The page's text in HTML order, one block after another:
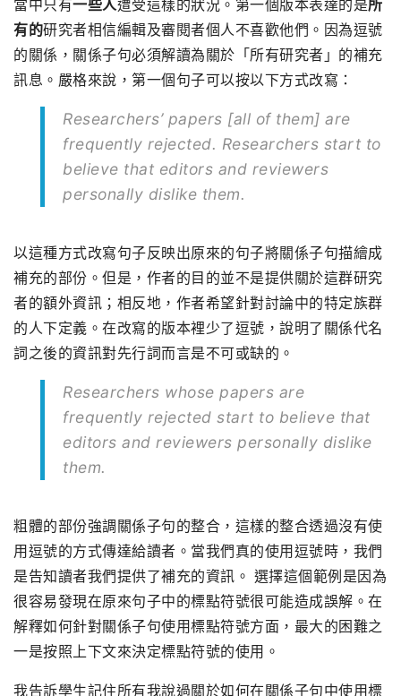
當中只有一些人遭受這樣的狀況。第一個版本表達的是所
有的研究者相信編輯及審閱者個人不喜歡他們。因為逗號
的關係，關係子句必須解讀為關於「所有研究者」的補充
訊息。嚴格來說，第一個句子可以按以下方式改寫：
Researchers’ papers [all of them] are
frequently rejected. Researchers start to
believe that editors and reviewers
personally dislike them.
以這種方式改寫句子反映出原來的句子將關係子句描繪成
補充的部份。但是，作者的目的並不是提供關於這群研究
者的額外資訊；相反地，作者希望針對討論中的特定族群
的人下定義。在改寫的版本裡少了逗號，說明了關係代名
詞之後的資訊對先行詞而言是不可或缺的。
Researchers whose papers are
frequently rejected start to believe that
editors and reviewers personally dislike
them.
粗體的部份強調關係子句的整合，這樣的整合透過沒有使
用逗號的方式傳達給讀者。當我們真的使用逗號時，我們
是告知讀者我們提供了補充的資訊。 選擇這個範例是因為
很容易發現在原來句子中的標點符號很可能造成誤解。在
解釋如何針對關係子句使用標點符號方面，最大的困難之
一是按照上下文來決定標點符號的使用。
我告訴學生記住所有我說過關於如何在關係子句中使用標